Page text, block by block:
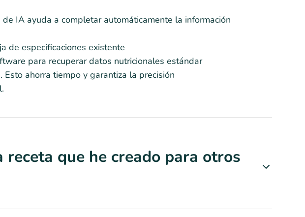
IA ayuda a completar automáticamente la información
de especificaciones existente
para recuperar datos nutricionales estándar
ahorra tiempo y garantiza la precisión
que he creado para otros